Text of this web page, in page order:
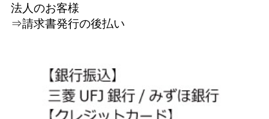
法人のお客様
⇒請求書発行の後払い